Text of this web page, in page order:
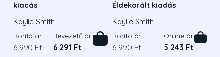
kiadás
Kaylie Smith
Borító ár:
6 990 Ft
Bevezető ár:
6 291 Ft
Éldekorált kiadás
Kaylie Smith
Borító ár:
6 990 Ft
Online ár:
5 243 Ft